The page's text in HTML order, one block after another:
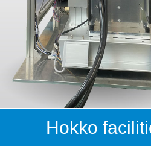
Hokko